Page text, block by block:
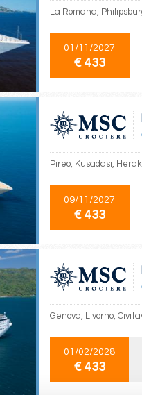
La Romana,
01/11/2027
€ 433
Pireo, Kusadasi,
09/11/2027
€ 433
Genova, Livorno,
01/02/2028
€ 433